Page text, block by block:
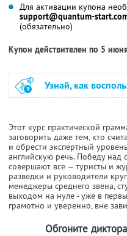
Для активации купона
support@quantum-
(обязательно)
Купон действителен по 5
Узнай, как
Этот курс практической
заговорить даже тем, кто
и обрести экспертный
английскую речь. Победу над
совершают все — туристы и
разведки и руководители
менеджеры среднего звена,
выходом на нуле - уже в
грамотно и уверенно, вне
Обгоните